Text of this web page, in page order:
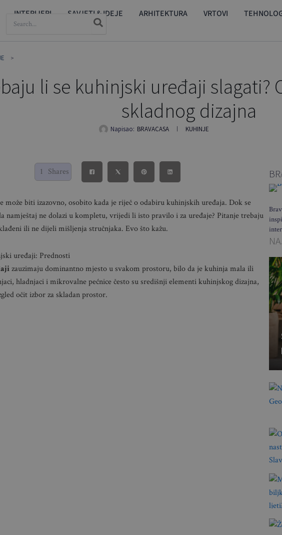
INTERIJERI SAVJETI & IDEJE ARHITEKTURA VRTOVI
FOR:
li se kuhinjski uređaji slagati?
skladnog dizajna
Napisao: BRAVACASA KUHINJE
1 Shares
može biti izazovno, osobito kada je riječ o odabiru kuhinjskih uređaja. Dok se
namještaj ne dolazi u kompletu, vrijedi li isto pravilo i za uređaje? Pitanje trebaju
ili ne dijeli mišljenja stručnjaka. Evo što kažu.
uređaji: Prednosti
zauzimaju dominantno mjesto u svakom prostoru, bilo da je kuhinja mala ili
hladnjaci i mikrovalne pećnice često su središnji elementi kuhinjskog dizajna,
očit izbor za skladan prostor.